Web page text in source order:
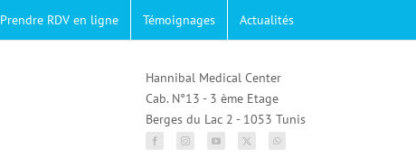
Prendre RDV en ligne Témoignages Actualités
Hannibal Medical Center
Cab. N°13 - 3 ème Etage
Berges du Lac 2 - 1053 Tunis